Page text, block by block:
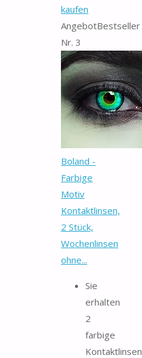
kaufen
AngebotBestseller
Nr. 3
Boland -
Farbige
Motiv
Kontaktlinsen,
2 Stück,
Wochenlinsen
ohne...
Sie
erhalten
2
farbige
Kontaktlinsen